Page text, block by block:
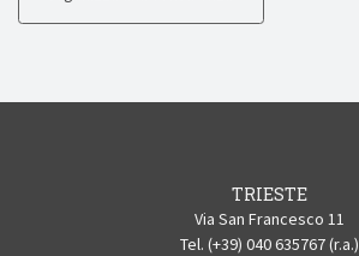
TRIESTE
Via San Francesco 11
Tel. (+39) 040 635767 (r.a.)